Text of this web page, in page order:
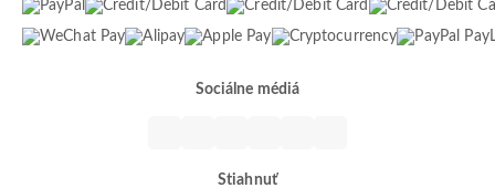
Sociálne médiá
Stiahnuť